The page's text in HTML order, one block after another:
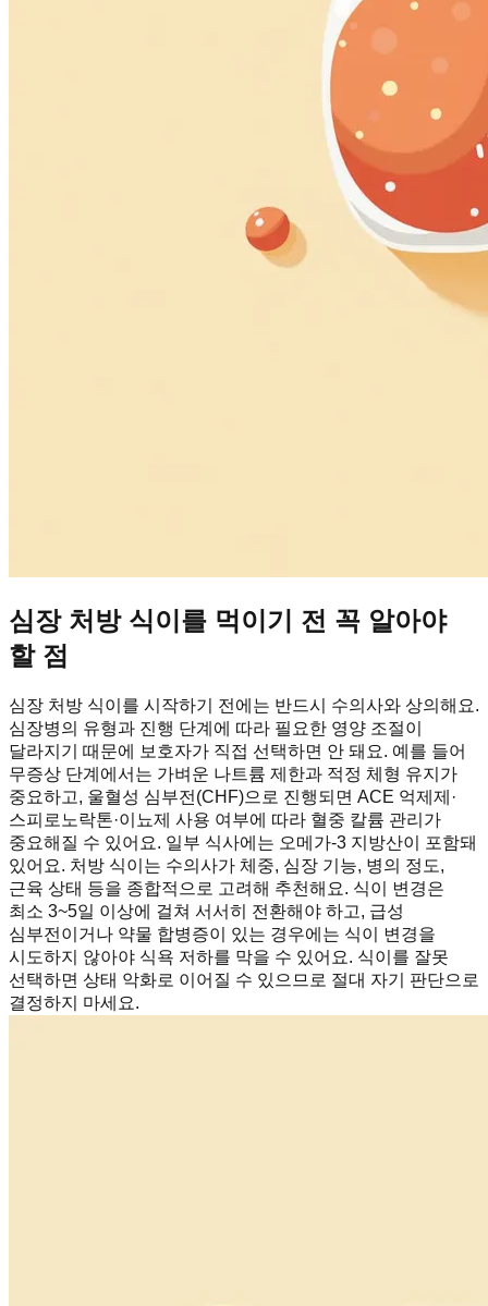
심장 처방 식이를 먹이기 전 꼭 알아야
할 점
심장 처방 식이를 시작하기 전에는 반드시 수의사와 상의해요.
심장병의 유형과 진행 단계에 따라 필요한 영양 조절이
달라지기 때문에 보호자가 직접 선택하면 안 돼요. 예를 들어
무증상 단계에서는 가벼운 나트륨 제한과 적정 체형 유지가
중요하고, 울혈성 심부전(CHF)으로 진행되면 ACE 억제제·
스피로노락톤·이뇨제 사용 여부에 따라 혈중 칼륨 관리가
중요해질 수 있어요. 일부 식사에는 오메가-3 지방산이 포함돼
있어요. 처방 식이는 수의사가 체중, 심장 기능, 병의 정도,
근육 상태 등을 종합적으로 고려해 추천해요. 식이 변경은
최소 3~5일 이상에 걸쳐 서서히 전환해야 하고, 급성
심부전이거나 약물 합병증이 있는 경우에는 식이 변경을
시도하지 않아야 식욕 저하를 막을 수 있어요. 식이를 잘못
선택하면 상태 악화로 이어질 수 있으므로 절대 자기 판단으로
결정하지 마세요.